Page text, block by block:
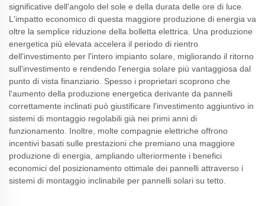
significative dell'angolo del sole e della durata delle ore di luce.
L'impatto economico di questa maggiore produzione di energia va
oltre la semplice riduzione della bolletta elettrica. Una produzione
energetica più elevata accelera il periodo di rientro
dell'investimento per l'intero impianto solare, migliorando il ritorno
sull'investimento e rendendo l'energia solare più vantaggiosa dal
punto di vista finanziario. Spesso i proprietari scoprono che
l'aumento della produzione energetica derivante da pannelli
correttamente inclinati può giustificare l'investimento aggiuntivo in
sistemi di montaggio regolabili già nei primi anni di
funzionamento. Inoltre, molte compagnie elettriche offrono
incentivi basati sulle prestazioni che premiano una maggiore
produzione di energia, ampliando ulteriormente i benefici
economici del posizionamento ottimale dei pannelli attraverso i
sistemi di montaggio inclinabile per pannelli solari su tetto.